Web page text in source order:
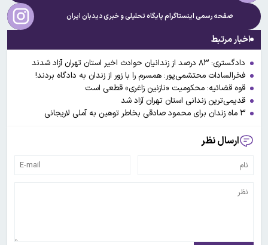
صفحه رسمی اینستاگرام پایگاه تحلیلی و خبریدیدبان ایران
اخبار مرتبط
دادگستری: ۸۳ درصد از زندانیان حوادث اخیر استان تهران آزاد شدند
فخرالسادات محتشمی‌پور: همسرم را با زور از زندان به دادگاه بردند!
قوه قضائیه: محکومیت «نازنین زاغری» قطعی است
قدیمی‌ترین زندانی استان تهران آزاد شد
۳ ماه زندان برای محمود صادقی بخاطر توهین به آملی لاریجانی
ارسال نظر